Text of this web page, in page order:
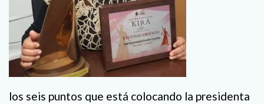
los seis puntos que está colocando la presidenta